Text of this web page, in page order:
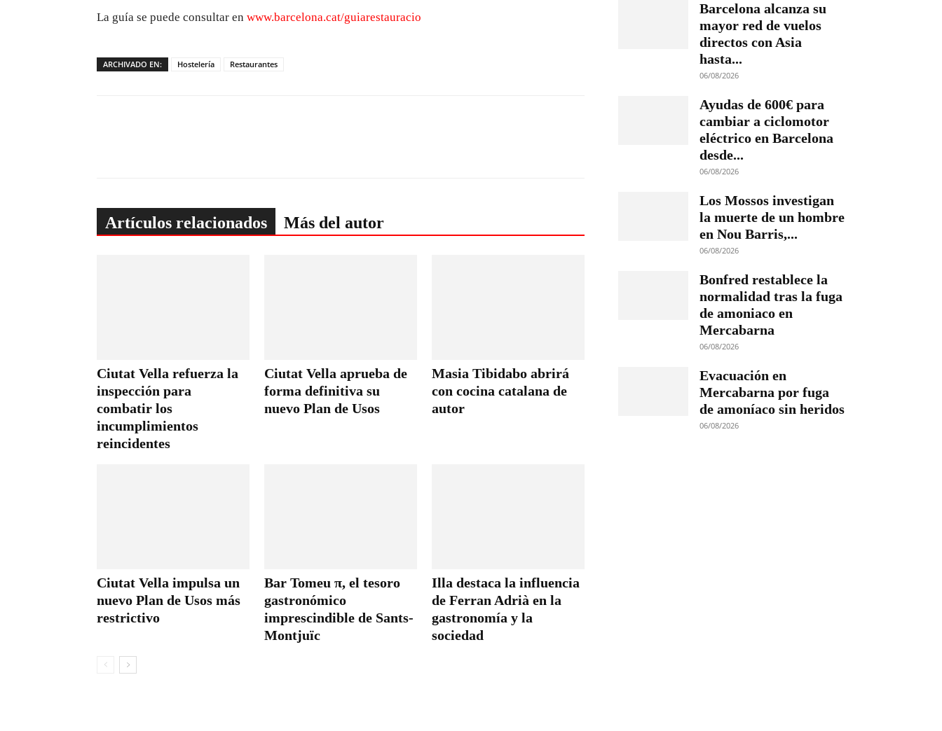
La guía se puede consultar en www.barcelona.cat/guiarestauracio
ARCHIVADO EN: Hostelería Restaurantes
Artículos relacionados Más del autor
Ciutat Vella refuerza la
inspección para
combatir los
incumplimientos
reincidentes
Ciutat Vella aprueba de
forma definitiva su
nuevo Plan de Usos
Masia Tibidabo abrirá
con cocina catalana de
autor
Ciutat Vella impulsa un
nuevo Plan de Usos más
restrictivo
Bar Tomeu π, el tesoro
gastronómico
imprescindible de Sants-
Montjuïc
Illa destaca la influencia
de Ferran Adrià en la
gastronomía y la
sociedad
Barcelona alcanza su
mayor red de vuelos
directos con Asia
hasta...
06/08/2026
Ayudas de 600€ para
cambiar a ciclomotor
eléctrico en Barcelona
desde...
06/08/2026
Los Mossos investigan
la muerte de un hombre
en Nou Barris,...
06/08/2026
Bonfred restablece la
normalidad tras la fuga
de amoniaco en
Mercabarna
06/08/2026
Evacuación en
Mercabarna por fuga
de amoníaco sin heridos
06/08/2026